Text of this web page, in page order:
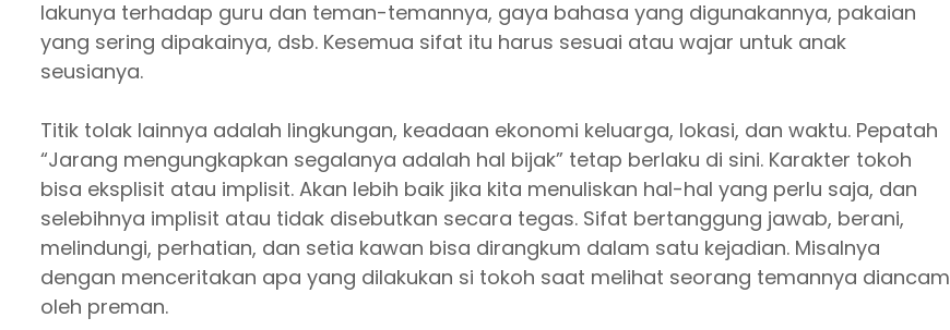
lakunya terhadap guru dan teman-temannya, gaya bahasa yang digunakannya, pakaian
yang sering dipakainya, dsb. Kesemua sifat itu harus sesuai atau wajar untuk anak
seusianya.
Titik tolak lainnya adalah lingkungan, keadaan ekonomi keluarga, lokasi, dan waktu. Pepatah
“Jarang mengungkapkan segalanya adalah hal bijak” tetap berlaku di sini. Karakter tokoh
bisa eksplisit atau implisit. Akan lebih baik jika kita menuliskan hal-hal yang perlu saja, dan
selebihnya implisit atau tidak disebutkan secara tegas. Sifat bertanggung jawab, berani,
melindungi, perhatian, dan setia kawan bisa dirangkum dalam satu kejadian. Misalnya
dengan menceritakan apa yang dilakukan si tokoh saat melihat seorang temannya diancam
oleh preman.